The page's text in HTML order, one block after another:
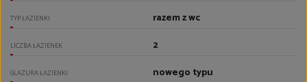
TYP ŁAZIENKI razem z wc
LICZBA ŁAZIENEK 2
GLAZURA ŁAZIENKI nowego typu